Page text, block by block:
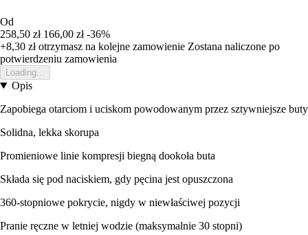
Od
258,50 zł 166,00 zł -36%
+8,30 złotrzymasz na kolejne zamowienie Zostana naliczone po
potwierdzeniu zamowienia
Loading...
Opis
Zapobiega otarciom i uciskom powodowanym przez sztywniejsze buty
Solidna, lekka skorupa
Promieniowe linie kompresji biegną dookoła buta
Składa się pod naciskiem, gdy pęcina jest opuszczona
360-stopniowe pokrycie, nigdy w niewłaściwej pozycji
Pranie ręczne w letniej wodzie (maksymalnie 30 stopni)